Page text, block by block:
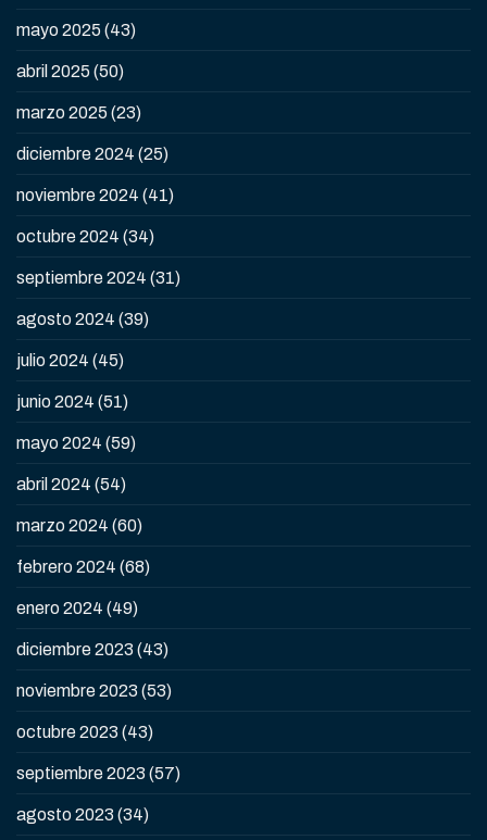
mayo 2025 (43)
abril 2025 (50)
marzo 2025 (23)
diciembre 2024 (25)
noviembre 2024 (41)
octubre 2024 (34)
septiembre 2024 (31)
agosto 2024 (39)
julio 2024 (45)
junio 2024 (51)
mayo 2024 (59)
abril 2024 (54)
marzo 2024 (60)
febrero 2024 (68)
enero 2024 (49)
diciembre 2023 (43)
noviembre 2023 (53)
octubre 2023 (43)
septiembre 2023 (57)
agosto 2023 (34)